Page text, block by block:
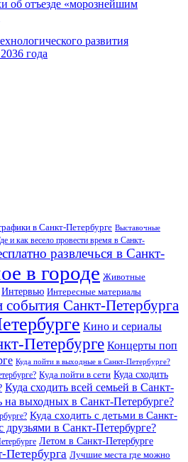
об отъезде «морознейшим
развития
года
в Санкт-Петербурге Выставочные
и как весело провести время в Санкт-
развлечься в Санкт-
в городе Животные
Интервью Интересные материалы
события Санкт-Петербурга
Кино и сериалы
Петербурге Концерты поп
Куда пойти в выходные в Санкт-Петербурге?
Куда пойти в сети Куда сходить
Куда сходить всей семьей в Санкт-
на выходных в Санкт-Петербурге?
Куда сходить с детьми в Санкт-
друзьями в Санкт-Петербурге?
Летом в Санкт-Петербурге
Петербурга Лучшие места где можно